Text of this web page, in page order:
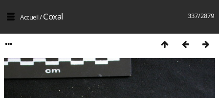
337/2879
Accueil/Coxal